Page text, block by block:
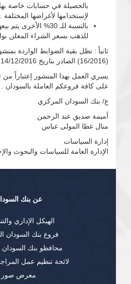
بالحصيلة في حسابات خاصة
لإستخدامها لأغراضها المختلفة .
بالنسبة للـ 30%
للذهب بسعر الشراء المعلن
ثانياً : تظل بقية الضوابط الواردة
(16/2016) الصادر بتاريخ 14/12/2016م كما هي دون تعديل .
يسري العمل بهذا المنشور إعتباراً
على كافة فروعكم العاملة بالسودان .
ع/ بنك السودان المركزي
أميمة صديق عبد الرحمن
منال عطا المولى عباس
إدارة السياسات
الإدارة العامة للسياسات والبحوث
عن بنك
الهيكل الإداري
فروع بنك السودان
محافظو بنك السودان
لائحة تنظيم عمل
معرض صور